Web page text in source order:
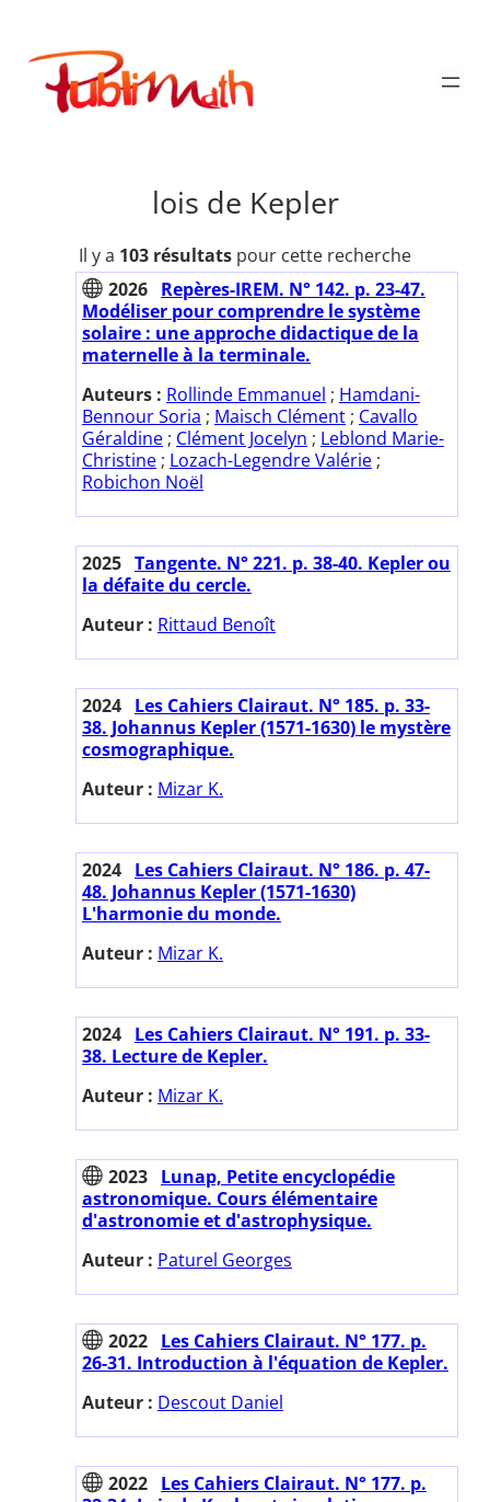
contenu
Publimath
lois de Kepler
Il y a 103 résultats pour cette recherche
2026 Repères-IREM. N° 142. p. 23-47.
Modéliser pour comprendre le système
solaire : une approche didactique de la
maternelle à la terminale.
Auteurs : Rollinde Emmanuel ; Hamdani-
Bennour Soria ; Maisch Clément ; Cavallo
Géraldine ; Clément Jocelyn ; Leblond Marie-
Christine ; Lozach-Legendre Valérie ;
Robichon Noël
2025 Tangente. N° 221. p. 38-40. Kepler ou
la défaite du cercle.
Auteur : Rittaud Benoît
2024 Les Cahiers Clairaut. N° 185. p. 33-
38. Johannus Kepler (1571-1630) le mystère
cosmographique.
Auteur : Mizar K.
2024 Les Cahiers Clairaut. N° 186. p. 47-
48. Johannus Kepler (1571-1630)
L'harmonie du monde.
Auteur : Mizar K.
2024 Les Cahiers Clairaut. N° 191. p. 33-
38. Lecture de Kepler.
Auteur : Mizar K.
2023 Lunap, Petite encyclopédie
astronomique. Cours élémentaire
d'astronomie et d'astrophysique.
Auteur : Paturel Georges
2022 Les Cahiers Clairaut. N° 177. p.
26-31. Introduction à l'équation de Kepler.
Auteur : Descout Daniel
2022 Les Cahiers Clairaut. N° 177. p.